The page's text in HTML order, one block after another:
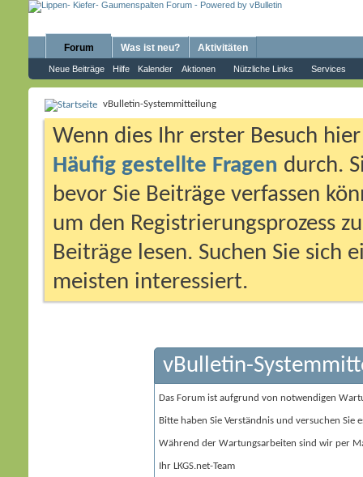
Forum
Neue Beiträge Hilfe Kalender Aktionen Nützliche Links Services
Was ist neu? Aktivitäten
vBulletin-Systemmitteilung
Wenn dies Ihr erster Besuch
Häufig gestellte Fragen durch.
bevor Sie Beiträge verfassen
um den Registrierungsprozess
Beiträge lesen. Suchen Sie sich
meisten interessiert.
vBulletin-
Das Forum ist aufgrund von notwendigen
Bitte haben Sie Verständnis und versuchen Sie
Während der Wartungsarbeiten sind wir per
Ihr LKGS.net-Team